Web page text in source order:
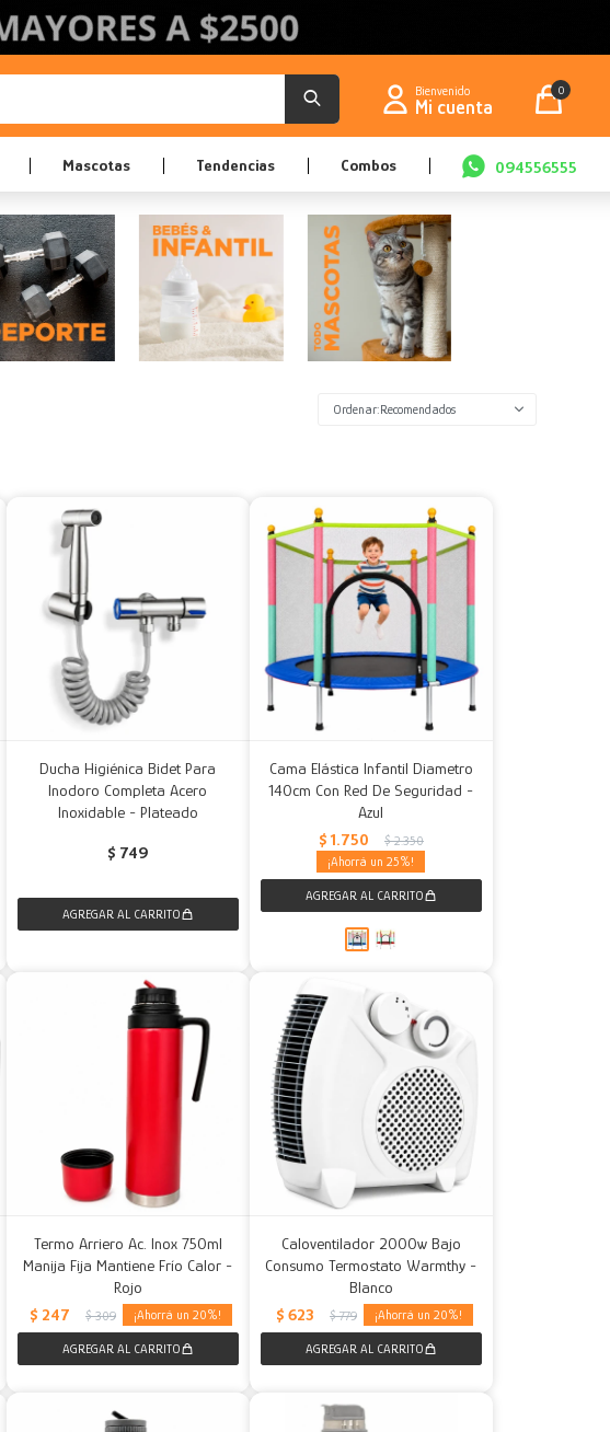
Mascotas Tendencias Combos 094556555
0
Recomendados
Ducha Higiénica Bidet Para
Inodoro Completa Acero
Inoxidable - Plateado
$ 749
Cama Elástica Infantil Diametro
140cm Con Red De Seguridad -
Azul
$ 1.750 $ 2.350
25
Termo Arriero Ac. Inox 750ml
Manija Fija Mantiene Frío Calor -
Rojo
$ 247 $ 309 20
Caloventilador 2000w Bajo
Consumo Termostato Warmthy -
Blanco
$ 623 $ 779 20